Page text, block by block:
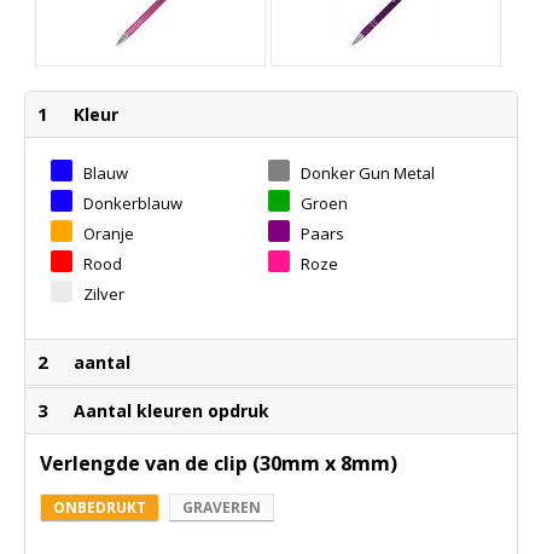
1 Kleur
Blauw
Donker Gun Metal
Donkerblauw
Groen
Oranje
Paars
Rood
Roze
Zilver
2 aantal
3 Aantal kleuren opdruk
Verlengde van de clip (30mm x 8mm)
ONBEDRUKT GRAVEREN